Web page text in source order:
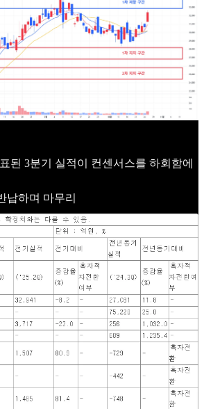
된 3분기 실적이 컨센서스를 하회함에
납하며 마무리